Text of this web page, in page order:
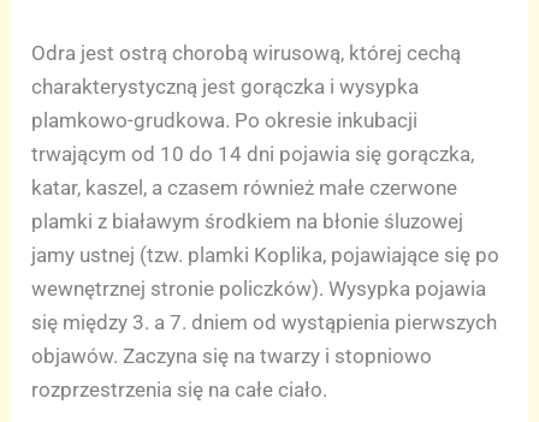
Odra jest ostrą chorobą wirusową, której cechą
charakterystyczną jest gorączka i wysypka
plamkowo-grudkowa. Po okresie inkubacji
trwającym od 10 do 14 dni pojawia się gorączka,
katar, kaszel, a czasem również małe czerwone
plamki z białawym środkiem na błonie śluzowej
jamy ustnej (tzw. plamki Koplika, pojawiające się po
wewnętrznej stronie policzków). Wysypka pojawia
się między 3. a 7. dniem od wystąpienia pierwszych
objawów. Zaczyna się na twarzy i stopniowo
rozprzestrzenia się na całe ciało.